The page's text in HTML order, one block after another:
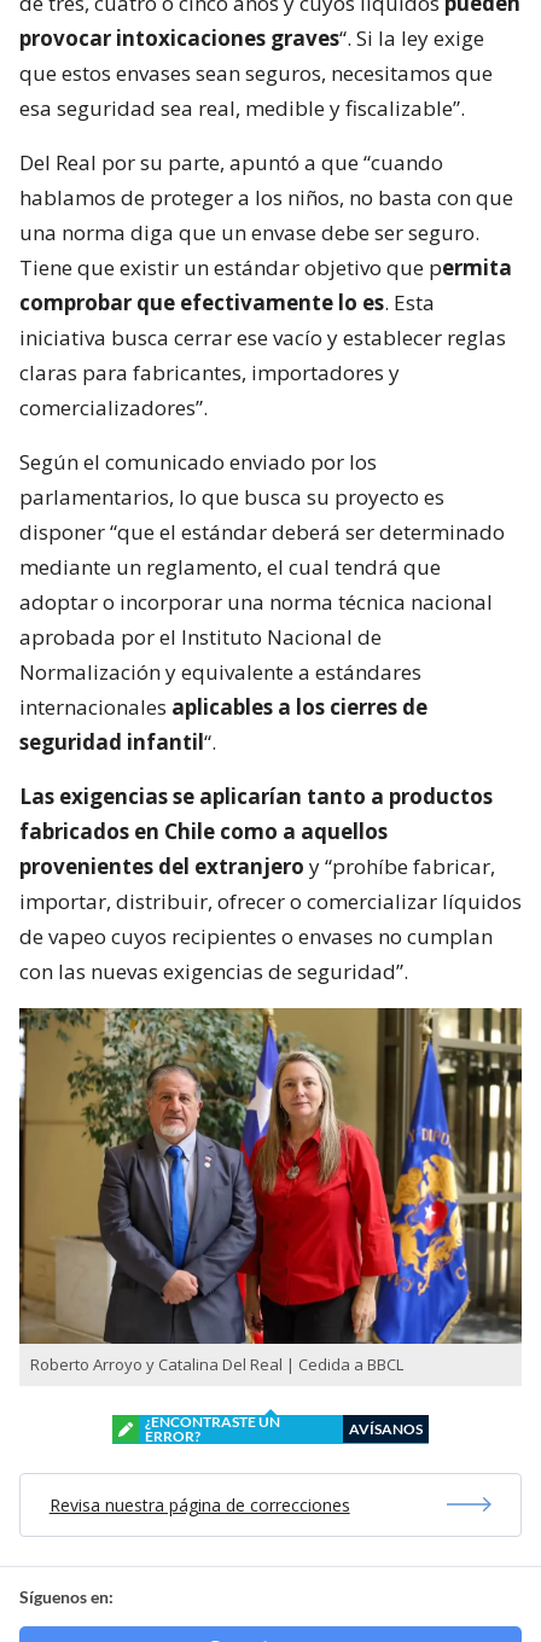
provocar intoxicaciones graves“. Si la ley exige
que estos envases sean seguros, necesitamos que
esa seguridad sea real, medible y fiscalizable”.
Del Real por su parte, apuntó a que “cuando
hablamos de proteger a los niños, no basta con que
una norma diga que un envase debe ser seguro.
Tiene que existir un estándar objetivo que permita
comprobar que efectivamente lo es. Esta
iniciativa busca cerrar ese vacío y establecer reglas
claras para fabricantes, importadores y
comercializadores”.
Según el comunicado enviado por los
parlamentarios, lo que busca su proyecto es
disponer “que el estándar deberá ser determinado
mediante un reglamento, el cual tendrá que
adoptar o incorporar una norma técnica nacional
aprobada por el Instituto Nacional de
Normalización y equivalente a estándares
internacionales aplicables a los cierres de
seguridad infantil“.
Las exigencias se aplicarían tanto a productos
fabricados en Chile como a aquellos
provenientes del extranjero y “prohíbe fabricar,
importar, distribuir, ofrecer o comercializar líquidos
de vapeo cuyos recipientes o envases no cumplan
con las nuevas exigencias de seguridad”.
Roberto Arroyo y Catalina Del Real | Cedida a BBCL
¿ENCONTRASTE UN
ERROR?
AVÍSANOS
Revisa nuestra página de correcciones
Síguenos en: